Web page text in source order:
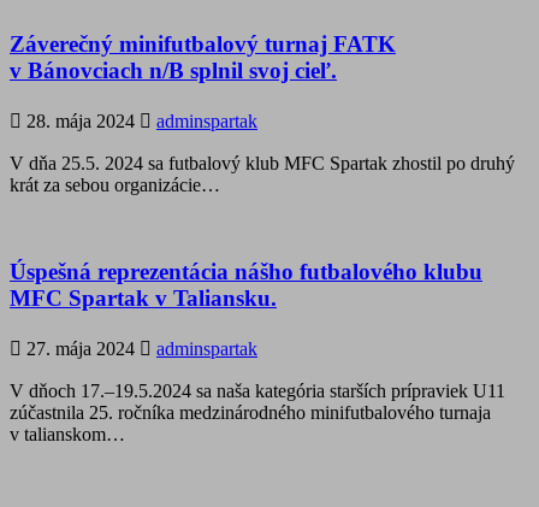
Záverečný minifutbalový turnaj FATK
v Bánovciach n/B splnil svoj cieľ.
28. mája 2024 adminspartak
V dňa 25.5. 2024 sa futbalový klub MFC Spartak zhostil po druhý
krát za sebou organizácie…
Úspešná reprezentácia nášho futbalového klubu
MFC Spartak v Taliansku.
27. mája 2024 adminspartak
V dňoch 17.–19.5.2024 sa naša kategória starších prípraviek U11
zúčastnila 25. ročníka medzinárodného minifutbalového turnaja
v talianskom…